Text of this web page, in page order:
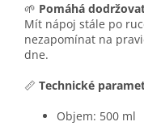
🌱 Pomáhá
Mít nápoj stále po
nezapomínat na
dne.
📏 Technické
Objem: 500 ml